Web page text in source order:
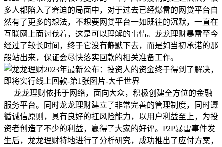
多人都陷入了窘迫的局面中，对于过去已经爆雷的网贷平台自
然有了更多的想法，不想要网贷平台一如既往的沉默，一直在
互联网上面讨伐着，这是可以理解的事情。龙龙理财暴雷至今
经过了较长时间，终于它没有静默下去，而是如当初承诺的那
般站出来，保证会尽快落实回款的相关准备工作。
龙龙理财依托于网络，面向大众，积极创建全方位的金融
服务平台。同时龙龙理财建立了非常完善的管理制度，同时遵
循诚信原则，具有良好的扛风险能力，以用户利益至上，为投
资者创造了不少的利益，赢得了大家的好评。P2P暴雷事件发
生后，龙龙理财特地进行了分析研究，成功推出了应付方案，